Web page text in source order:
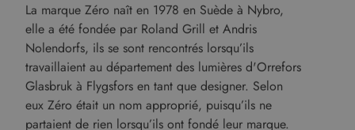
La marque Zéro naît en 1978 en Suède à Nybro,
elle a été fondée par Roland Grill et Andris
Nolendorfs, ils se sont rencontrés lorsqu’ils
travaillaient au département des lumières d'Orrefors
Glasbruk à Flygsfors en tant que designer. Selon
eux Zéro était un nom approprié, puisqu’ils ne
partaient de rien lorsqu’ils ont fondé leur marque.